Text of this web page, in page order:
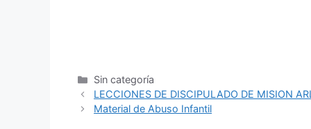
Sin categoría
LECCIONES DE DISCIPULADO DE MISION
Material de Abuso Infantil